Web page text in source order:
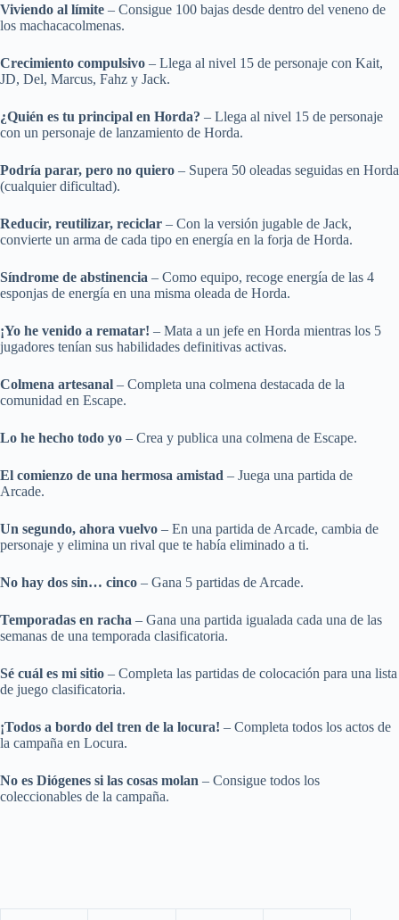
Viviendo al límite – Consigue 100 bajas desde dentro del veneno de
los machacacolmenas.
Crecimiento compulsivo – Llega al nivel 15 de personaje con Kait,
JD, Del, Marcus, Fahz y Jack.
¿Quién es tu principal en Horda? – Llega al nivel 15 de personaje
con un personaje de lanzamiento de Horda.
Podría parar, pero no quiero – Supera 50 oleadas seguidas en Horda
(cualquier dificultad).
Reducir, reutilizar, reciclar – Con la versión jugable de Jack,
convierte un arma de cada tipo en energía en la forja de Horda.
Síndrome de abstinencia – Como equipo, recoge energía de las 4
esponjas de energía en una misma oleada de Horda.
¡Yo he venido a rematar! – Mata a un jefe en Horda mientras los 5
jugadores tenían sus habilidades definitivas activas.
Colmena artesanal – Completa una colmena destacada de la
comunidad en Escape.
Lo he hecho todo yo – Crea y publica una colmena de Escape.
El comienzo de una hermosa amistad – Juega una partida de
Arcade.
Un segundo, ahora vuelvo – En una partida de Arcade, cambia de
personaje y elimina un rival que te había eliminado a ti.
No hay dos sin… cinco – Gana 5 partidas de Arcade.
Temporadas en racha – Gana una partida igualada cada una de las
semanas de una temporada clasificatoria.
Sé cuál es mi sitio – Completa las partidas de colocación para una lista
de juego clasificatoria.
¡Todos a bordo del tren de la locura! – Completa todos los actos de
la campaña en Locura.
No es Diógenes si las cosas molan – Consigue todos los
coleccionables de la campaña.